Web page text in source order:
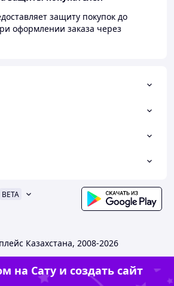
защиту покупок до
оформлении заказа через
BETA
Казахстана, 2008-2026
на Сату и создать сайт